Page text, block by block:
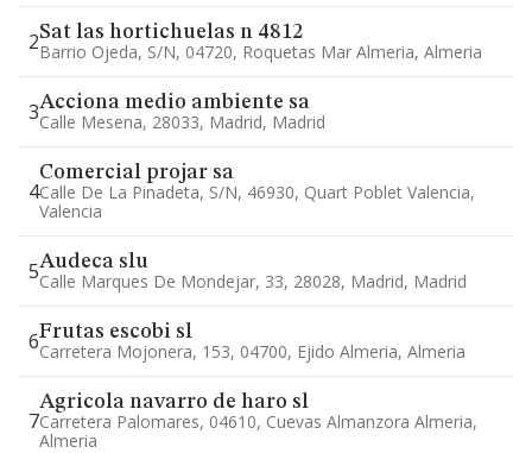
2Sat las hortichuelas n 4812
Barrio Ojeda, S/n, 04720, Roquetas Mar Almeria, Almeria
3Acciona medio ambiente sa
Calle Mesena, 28033, Madrid, Madrid
4
Comercial projar sa
Calle De La Pinadeta, S/n, 46930, Quart Poblet Valencia,
Valencia
5Audeca slu
Calle Marques De Mondejar, 33, 28028, Madrid, Madrid
6Frutas escobi sl
Carretera Mojonera, 153, 04700, Ejido Almeria, Almeria
7
Agricola navarro de haro sl
Carretera Palomares, 04610, Cuevas Almanzora Almeria,
Almeria